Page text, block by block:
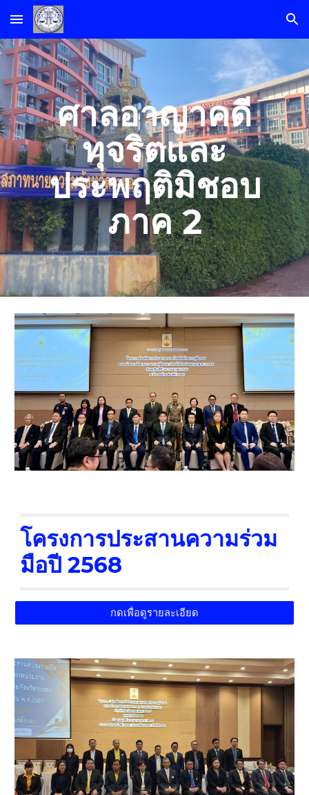
Skip to main content Skip to navigation
ศาลอาญาคดี
ทุจริตและ
ประพฤติมิชอบ
ภาค 2
โครงการประสานความร่วม
มือปี 2568
กดเพื่อดูรายละเอียด